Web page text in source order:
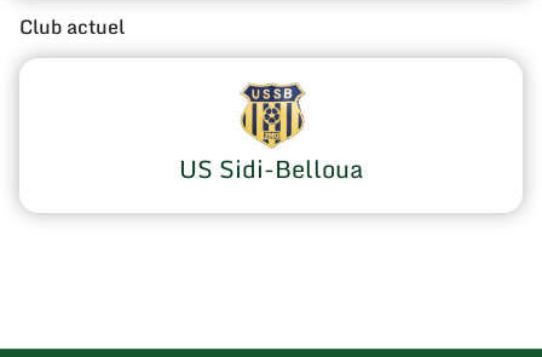
Club actuel
US Sidi-Belloua